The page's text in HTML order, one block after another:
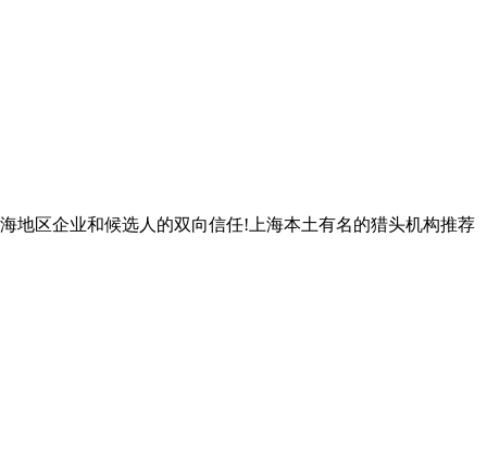
地区企业和候选人的双向信任!上海本土有名的猎头机构推荐